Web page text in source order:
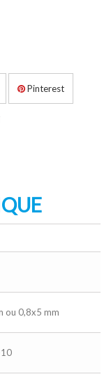
Pinterest
ou 0,8x5 mm